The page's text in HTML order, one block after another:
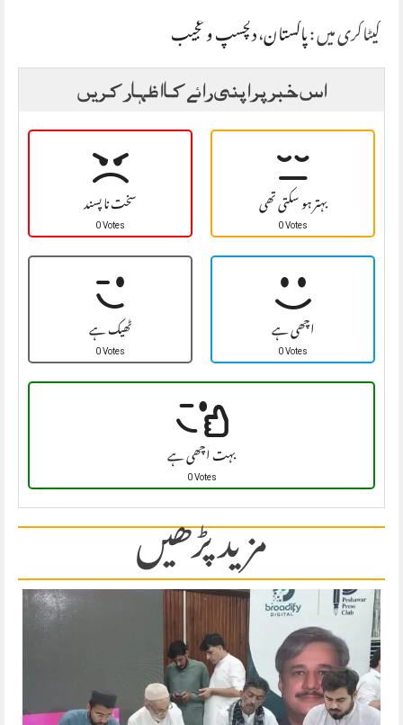
کیٹاگری میں :پاکستان،دلچسپ و عجیب
اس خبر پر اپنی رائے کا اظہار کریں
سخت نا پسند
0 Votes بہتر ہو سکتی تھی
0 Votes
ٹھیک ہے
0 Votes اچھی ہے
0 Votes
بہت اچھی ہے
0 Votes
مزید پڑھیں